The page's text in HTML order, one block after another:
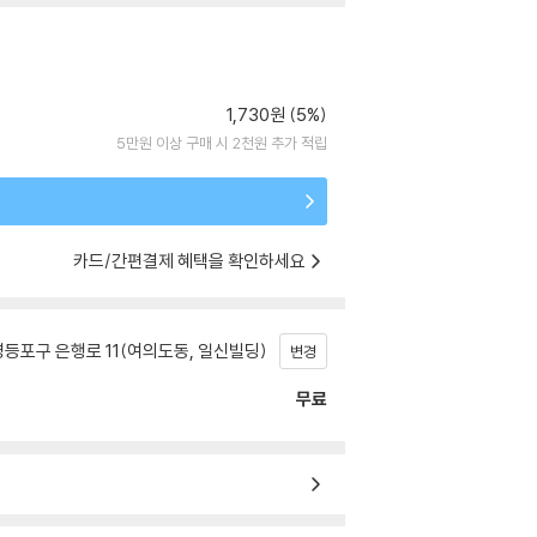
1,730원 (5%)
5만원 이상 구매 시 2천원 추가 적립
카드/간편결제 혜택을 확인하세요
포구 은행로 11(여의도동, 일신빌딩) 변경
무료